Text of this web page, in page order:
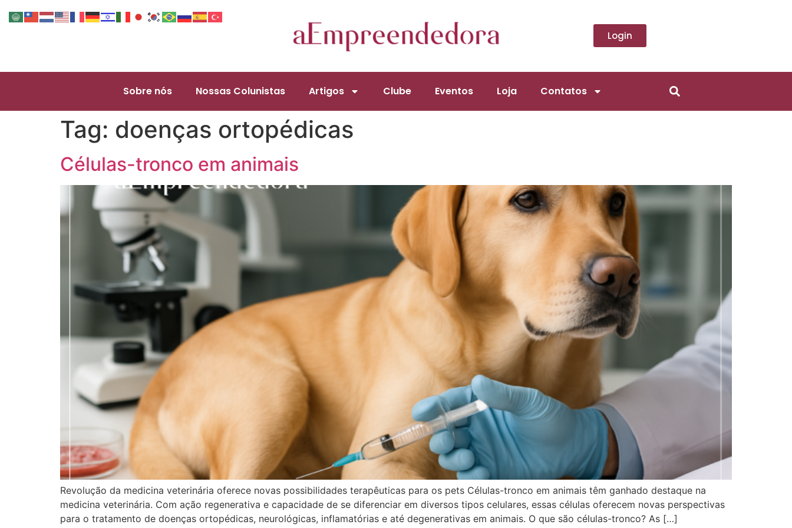
Login
Sobre nós Nossas Colunistas Artigos Clube Eventos Loja Contatos
Tag: doenças ortopédicas
Células-tronco em animais
Revolução da medicina veterinária oferece novas possibilidades terapêuticas para os pets Células-tronco em animais têm ganhado destaque na
medicina veterinária. Com ação regenerativa e capacidade de se diferenciar em diversos tipos celulares, essas células oferecem novas perspectivas
para o tratamento de doenças ortopédicas, neurológicas, inflamatórias e até degenerativas em animais. O que são células-tronco? As […]